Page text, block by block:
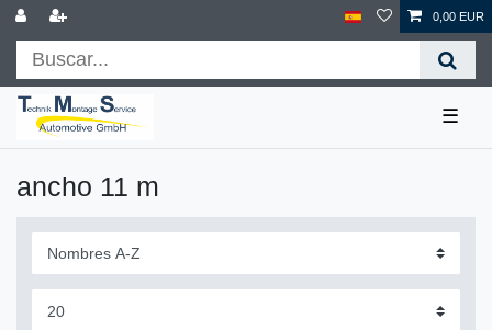
0,00 EUR
☰
ancho 11 m